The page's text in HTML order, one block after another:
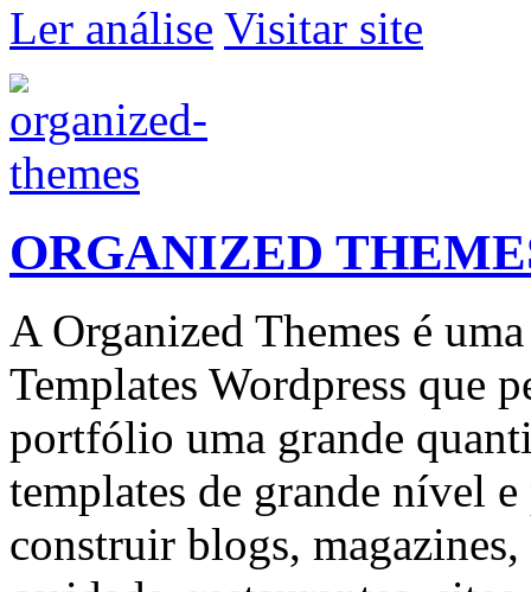
Ler análise Visitar site
ORGANIZED
A Organized Themes é
Templates Wordpress que
portfólio uma grande
templates de grande nível
construir blogs,